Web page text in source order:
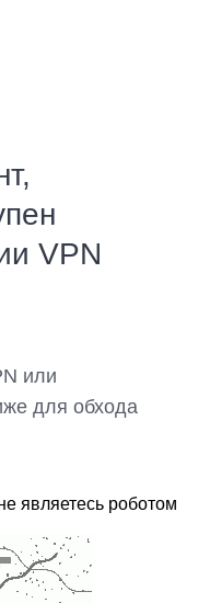
VPN
или
для обхода
являетесь роботом